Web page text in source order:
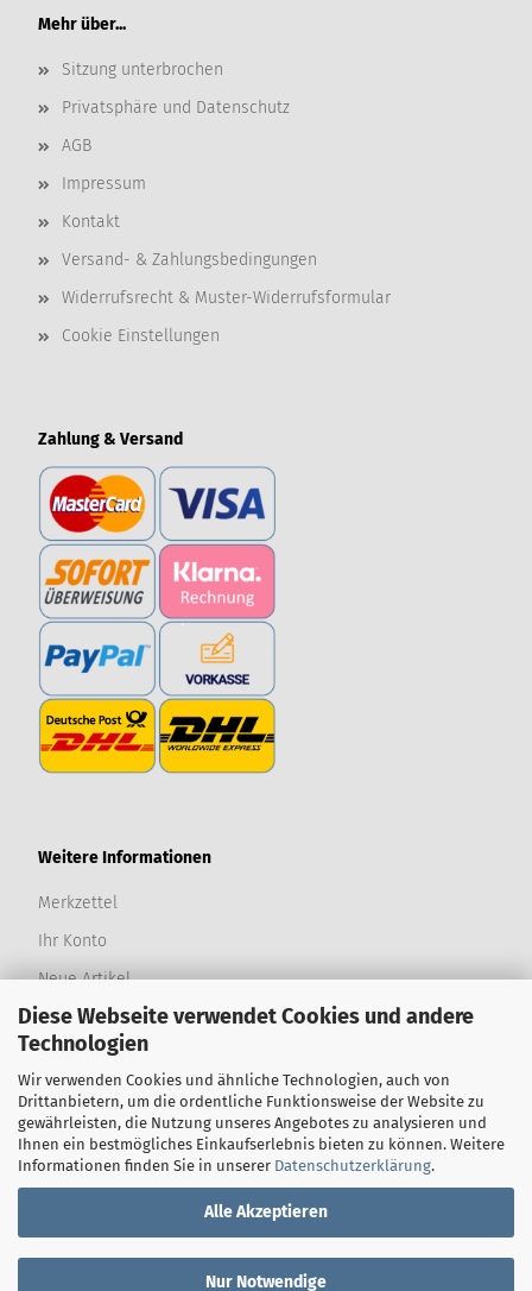
Diese Webseite verwendet Cookies und andere
Technologien
Wir verwenden Cookies und ähnliche Technologien, auch von
Drittanbietern, um die ordentliche Funktionsweise der Website zu
gewährleisten, die Nutzung unseres Angebotes zu analysieren und
Ihnen ein bestmögliches Einkaufserlebnis bieten zu können. Weitere
Informationen finden Sie in unserer Datenschutzerklärung.
Alle Akzeptieren
Nur Notwendige
Mehr über...
Sitzung unterbrochen
Privatsphäre und Datenschutz
AGB
Impressum
Kontakt
Versand- & Zahlungsbedingungen
Widerrufsrecht & Muster-Widerrufsformular
Cookie Einstellungen
Zahlung & Versand
Weitere Informationen
Merkzettel
Ihr Konto
Neue Artikel
Produktwünsche
Bewertungen
Newsletter
Sitemap
Erweiterte Suche